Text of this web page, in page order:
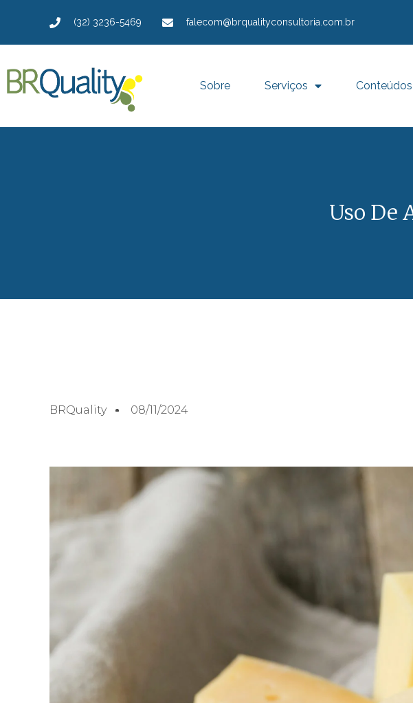
(32) 3236-5469 falecom@brqualityconsultoria.com.br
Sobre Serviços Conteúdos
Uso De
BRQuality 08/11/2024